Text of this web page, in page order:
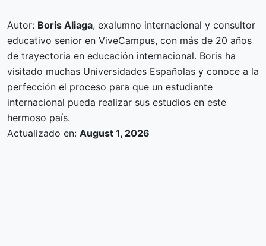
Autor: Boris Aliaga, exalumno internacional y consultor
educativo senior en ViveCampus, con más de 20 años
de trayectoria en educación internacional. Boris ha
visitado muchas Universidades Españolas y conoce a la
perfección el proceso para que un estudiante
internacional pueda realizar sus estudios en este
hermoso país.
Actualizado en: August 1, 2026